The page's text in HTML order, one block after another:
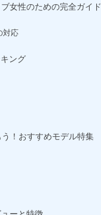
女性のための完全ガイド
対応
ング
！おすすめモデル特集